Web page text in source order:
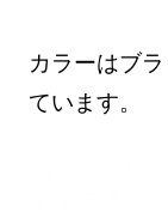
カラーはブ
ています。